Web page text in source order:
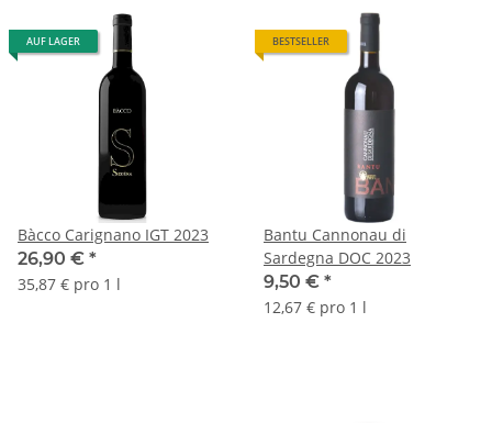
AUF LAGER
Bàcco Carignano IGT 2023
26,90 € *
35,87 € pro 1 l
BESTSELLER
Bantu Cannonau di
Sardegna DOC 2023
9,50 € *
12,67 € pro 1 l